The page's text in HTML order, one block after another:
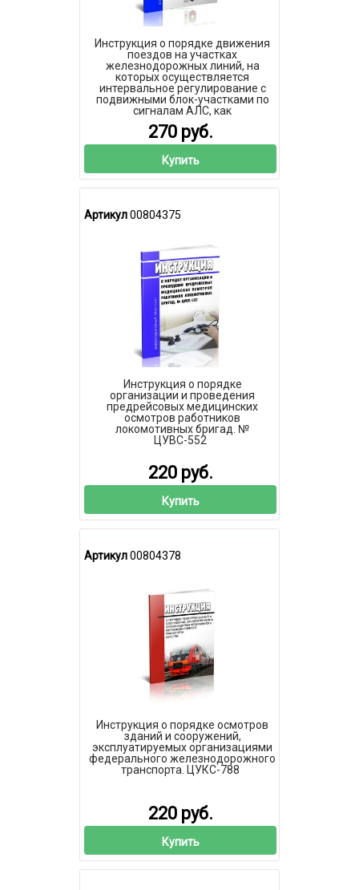
Инструкция о порядке движения
поездов на участках
железнодорожных линий, на
которых осуществляется
интервальное регулирование с
подвижными блок-участками по
сигналам АЛС, как
самостоятельному средству
сигнализации 2026 год. Последняя
редакция
270 руб.
Купить
Артикул00804375
Инструкция о порядке
организации и проведения
предрейсовых медицинских
осмотров работников
локомотивных бригад. №
ЦУВС-552
220 руб.
Купить
Артикул00804378
Инструкция о порядке осмотров
зданий и сооружений,
эксплуатируемых организациями
федерального железнодорожного
транспорта. ЦУКС-788
220 руб.
Купить